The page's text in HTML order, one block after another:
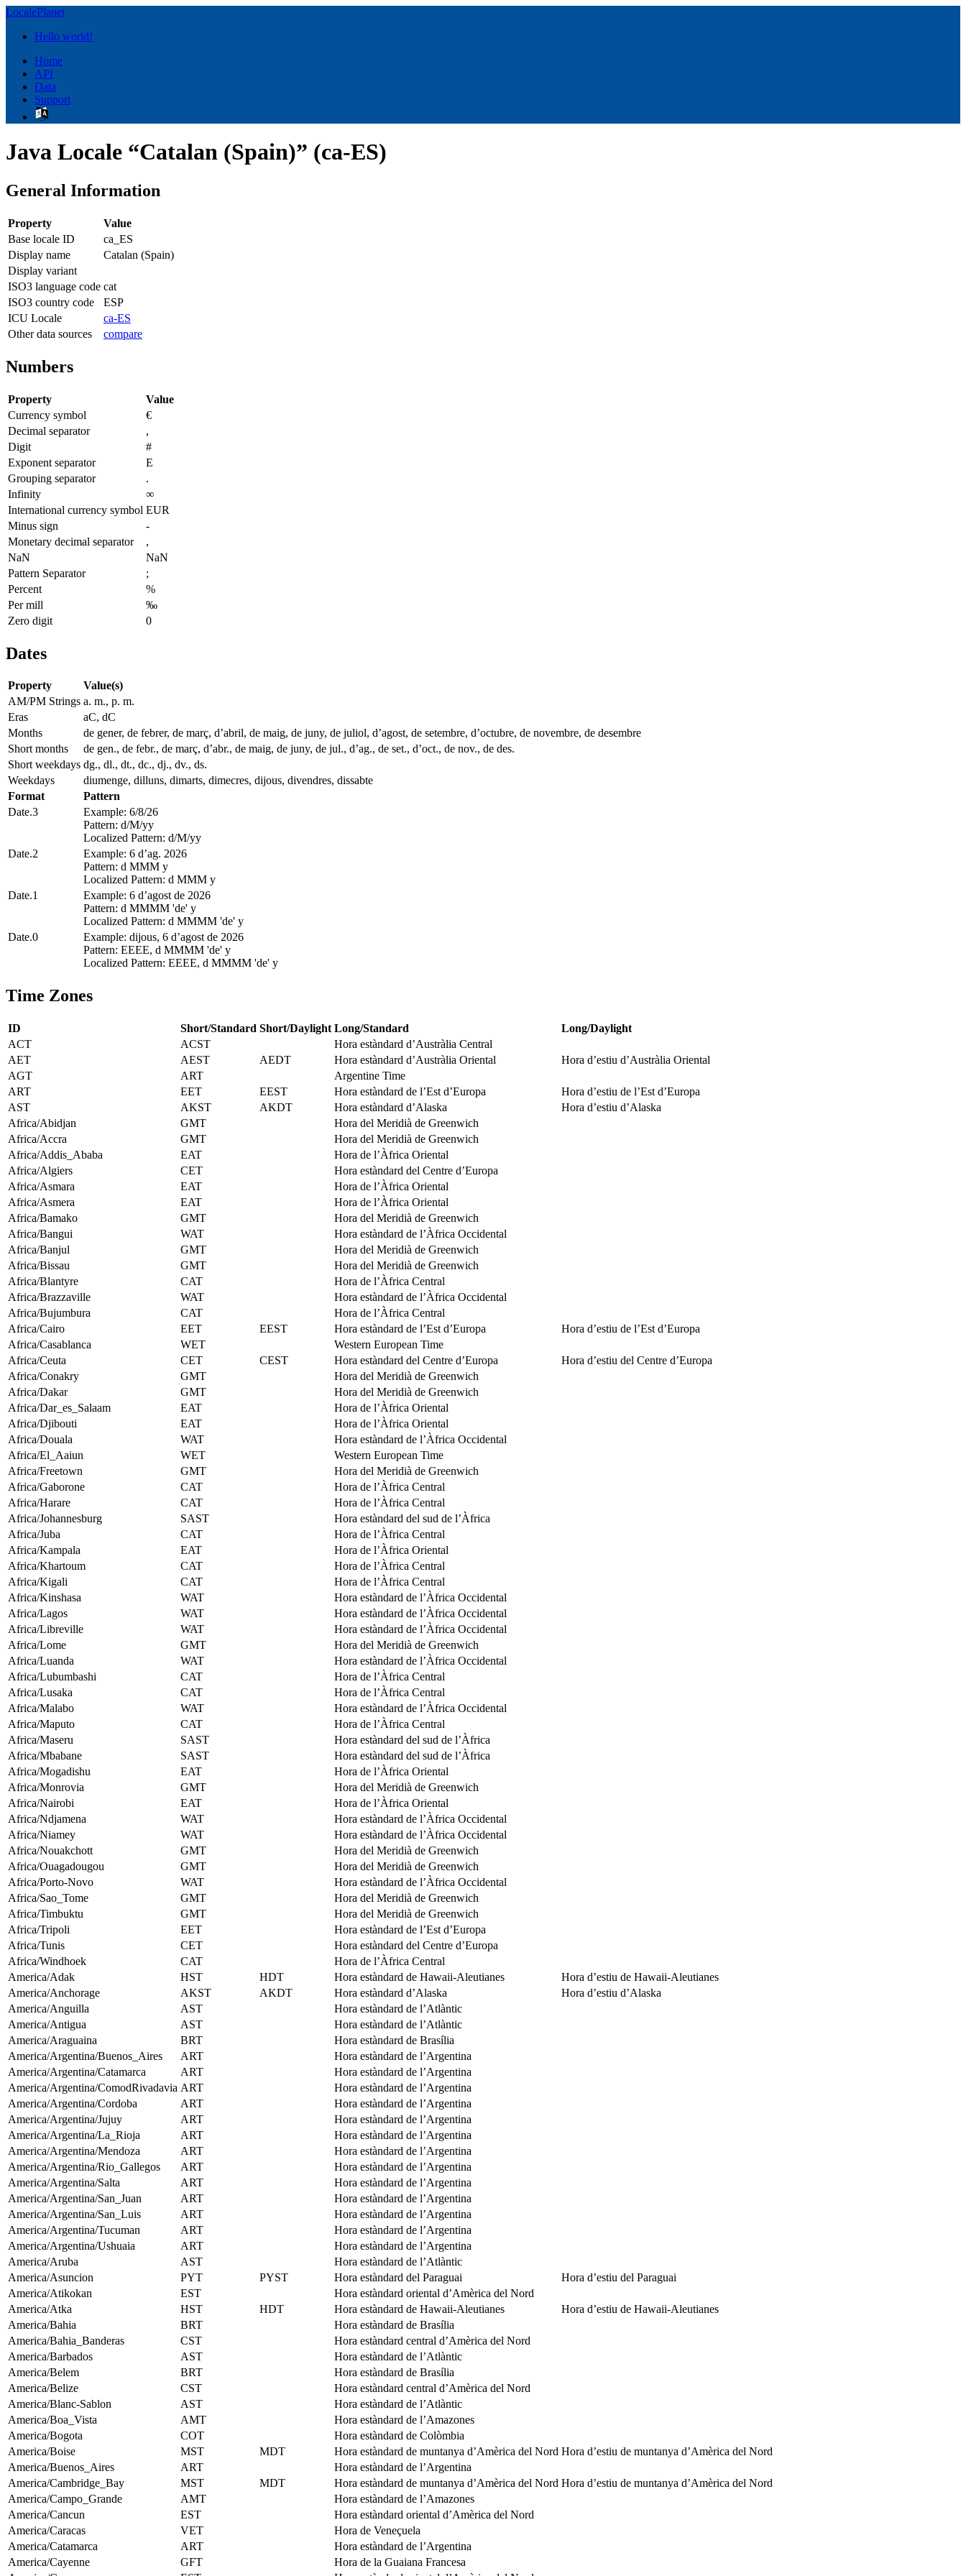
LocalePlanet
Hello world!
Home
API
Data
Support
Java Locale “Catalan (Spain)” (ca-ES)
General Information
Property
Value
Base locale ID
ca_ES
Display name
Catalan (Spain)
Display variant
ISO3 language code cat
ISO3 country code
ESP
ICU Locale
ca-ES
Other data sources
compare
Numbers
Property
Value
Currency symbol
€
Decimal separator
,
Digit
#
Exponent separator
E
Grouping separator
.
Infinity
∞
International currency symbol EUR
Minus sign
-
Monetary decimal separator
,
NaN
NaN
Pattern Separator
;
Percent
%
Per mill
‰
Zero digit
0
Dates
Property
Value(s)
AM/PM Strings a. m., p. m.
Eras
aC, dC
Months
de gener, de febrer, de març, d’abril, de maig, de juny, de juliol, d’agost, de setembre, d’octubre, de novembre, de desembre
Short months
de gen., de febr., de març, d’abr., de maig, de juny, de jul., d’ag., de set., d’oct., de nov., de des.
Short weekdays dg., dl., dt., dc., dj., dv., ds.
Weekdays
diumenge, dilluns, dimarts, dimecres, dijous, divendres, dissabte
Format
Pattern
Date.3
Example: 6/8/26
Pattern: d/M/yy
Localized Pattern: d/M/yy
Date.2
Example: 6 d’ag. 2026
Pattern: d MMM y
Localized Pattern: d MMM y
Date.1
Example: 6 d’agost de 2026
Pattern: d MMMM 'de' y
Localized Pattern: d MMMM 'de' y
Date.0
Example: dijous, 6 d’agost de 2026
Pattern: EEEE, d MMMM 'de' y
Localized Pattern: EEEE, d MMMM 'de' y
Time Zones
ID Short/Standard Short/Daylight Long/Standard
Long/Daylight
ACT
ACST
Hora estàndard d’Austràlia Central
AET
AEST AEDT Hora estàndard d’Austràlia Oriental
Hora d’estiu d’Austràlia Oriental
AGT
ART
Argentine Time
ART
EET EEST Hora estàndard de l’Est d’Europa
Hora d’estiu de l’Est d’Europa
AST
AKST AKDT Hora estàndard d’Alaska
Hora d’estiu d’Alaska
Africa/Abidjan
GMT
Hora del Meridià de Greenwich
Africa/Accra
GMT
Hora del Meridià de Greenwich
Africa/Addis_Ababa
EAT
Hora de l’Àfrica Oriental
Africa/Algiers
CET
Hora estàndard del Centre d’Europa
Africa/Asmara
EAT
Hora de l’Àfrica Oriental
Africa/Asmera
EAT
Hora de l’Àfrica Oriental
Africa/Bamako
GMT
Hora del Meridià de Greenwich
Africa/Bangui
WAT
Hora estàndard de l’Àfrica Occidental
Africa/Banjul
GMT
Hora del Meridià de Greenwich
Africa/Bissau
GMT
Hora del Meridià de Greenwich
Africa/Blantyre
CAT
Hora de l’Àfrica Central
Africa/Brazzaville
WAT
Hora estàndard de l’Àfrica Occidental
Africa/Bujumbura
CAT
Hora de l’Àfrica Central
Africa/Cairo
EET EEST Hora estàndard de l’Est d’Europa
Hora d’estiu de l’Est d’Europa
Africa/Casablanca
WET
Western European Time
Africa/Ceuta
CET CEST Hora estàndard del Centre d’Europa
Hora d’estiu del Centre d’Europa
Africa/Conakry
GMT
Hora del Meridià de Greenwich
Africa/Dakar
GMT
Hora del Meridià de Greenwich
Africa/Dar_es_Salaam
EAT
Hora de l’Àfrica Oriental
Africa/Djibouti
EAT
Hora de l’Àfrica Oriental
Africa/Douala
WAT
Hora estàndard de l’Àfrica Occidental
Africa/El_Aaiun
WET
Western European Time
Africa/Freetown
GMT
Hora del Meridià de Greenwich
Africa/Gaborone
CAT
Hora de l’Àfrica Central
Africa/Harare
CAT
Hora de l’Àfrica Central
Africa/Johannesburg
SAST
Hora estàndard del sud de l’Àfrica
Africa/Juba
CAT
Hora de l’Àfrica Central
Africa/Kampala
EAT
Hora de l’Àfrica Oriental
Africa/Khartoum
CAT
Hora de l’Àfrica Central
Africa/Kigali
CAT
Hora de l’Àfrica Central
Africa/Kinshasa
WAT
Hora estàndard de l’Àfrica Occidental
Africa/Lagos
WAT
Hora estàndard de l’Àfrica Occidental
Africa/Libreville
WAT
Hora estàndard de l’Àfrica Occidental
Africa/Lome
GMT
Hora del Meridià de Greenwich
Africa/Luanda
WAT
Hora estàndard de l’Àfrica Occidental
Africa/Lubumbashi
CAT
Hora de l’Àfrica Central
Africa/Lusaka
CAT
Hora de l’Àfrica Central
Africa/Malabo
WAT
Hora estàndard de l’Àfrica Occidental
Africa/Maputo
CAT
Hora de l’Àfrica Central
Africa/Maseru
SAST
Hora estàndard del sud de l’Àfrica
Africa/Mbabane
SAST
Hora estàndard del sud de l’Àfrica
Africa/Mogadishu
EAT
Hora de l’Àfrica Oriental
Africa/Monrovia
GMT
Hora del Meridià de Greenwich
Africa/Nairobi
EAT
Hora de l’Àfrica Oriental
Africa/Ndjamena
WAT
Hora estàndard de l’Àfrica Occidental
Africa/Niamey
WAT
Hora estàndard de l’Àfrica Occidental
Africa/Nouakchott
GMT
Hora del Meridià de Greenwich
Africa/Ouagadougou
GMT
Hora del Meridià de Greenwich
Africa/Porto-Novo
WAT
Hora estàndard de l’Àfrica Occidental
Africa/Sao_Tome
GMT
Hora del Meridià de Greenwich
Africa/Timbuktu
GMT
Hora del Meridià de Greenwich
Africa/Tripoli
EET
Hora estàndard de l’Est d’Europa
Africa/Tunis
CET
Hora estàndard del Centre d’Europa
Africa/Windhoek
CAT
Hora de l’Àfrica Central
America/Adak
HST HDT Hora estàndard de Hawaii-Aleutianes
Hora d’estiu de Hawaii-Aleutianes
America/Anchorage
AKST AKDT Hora estàndard d’Alaska
Hora d’estiu d’Alaska
America/Anguilla
AST
Hora estàndard de l’Atlàntic
America/Antigua
AST
Hora estàndard de l’Atlàntic
America/Araguaina
BRT
Hora estàndard de Brasília
America/Argentina/Buenos_Aires
ART
Hora estàndard de l’Argentina
America/Argentina/Catamarca
ART
Hora estàndard de l’Argentina
America/Argentina/ComodRivadavia ART
Hora estàndard de l’Argentina
America/Argentina/Cordoba
ART
Hora estàndard de l’Argentina
America/Argentina/Jujuy
ART
Hora estàndard de l’Argentina
America/Argentina/La_Rioja
ART
Hora estàndard de l’Argentina
America/Argentina/Mendoza
ART
Hora estàndard de l’Argentina
America/Argentina/Rio_Gallegos
ART
Hora estàndard de l’Argentina
America/Argentina/Salta
ART
Hora estàndard de l’Argentina
America/Argentina/San_Juan
ART
Hora estàndard de l’Argentina
America/Argentina/San_Luis
ART
Hora estàndard de l’Argentina
America/Argentina/Tucuman
ART
Hora estàndard de l’Argentina
America/Argentina/Ushuaia
ART
Hora estàndard de l’Argentina
America/Aruba
AST
Hora estàndard de l’Atlàntic
America/Asuncion
PYT PYST Hora estàndard del Paraguai
Hora d’estiu del Paraguai
America/Atikokan
EST
Hora estàndard oriental d’Amèrica del Nord
America/Atka
HST HDT Hora estàndard de Hawaii-Aleutianes
Hora d’estiu de Hawaii-Aleutianes
America/Bahia
BRT
Hora estàndard de Brasília
America/Bahia_Banderas
CST
Hora estàndard central d’Amèrica del Nord
America/Barbados
AST
Hora estàndard de l’Atlàntic
America/Belem
BRT
Hora estàndard de Brasília
America/Belize
CST
Hora estàndard central d’Amèrica del Nord
America/Blanc-Sablon
AST
Hora estàndard de l’Atlàntic
America/Boa_Vista
AMT
Hora estàndard de l’Amazones
America/Bogota
COT
Hora estàndard de Colòmbia
America/Boise
MST MDT Hora estàndard de muntanya d’Amèrica del Nord Hora d’estiu de muntanya d’Amèrica del Nord
America/Buenos_Aires
ART
Hora estàndard de l’Argentina
America/Cambridge_Bay
MST MDT Hora estàndard de muntanya d’Amèrica del Nord Hora d’estiu de muntanya d’Amèrica del Nord
America/Campo_Grande
AMT
Hora estàndard de l’Amazones
America/Cancun
EST
Hora estàndard oriental d’Amèrica del Nord
America/Caracas
VET
Hora de Veneçuela
America/Catamarca
ART
Hora estàndard de l’Argentina
America/Cayenne
GFT
Hora de la Guaiana Francesa